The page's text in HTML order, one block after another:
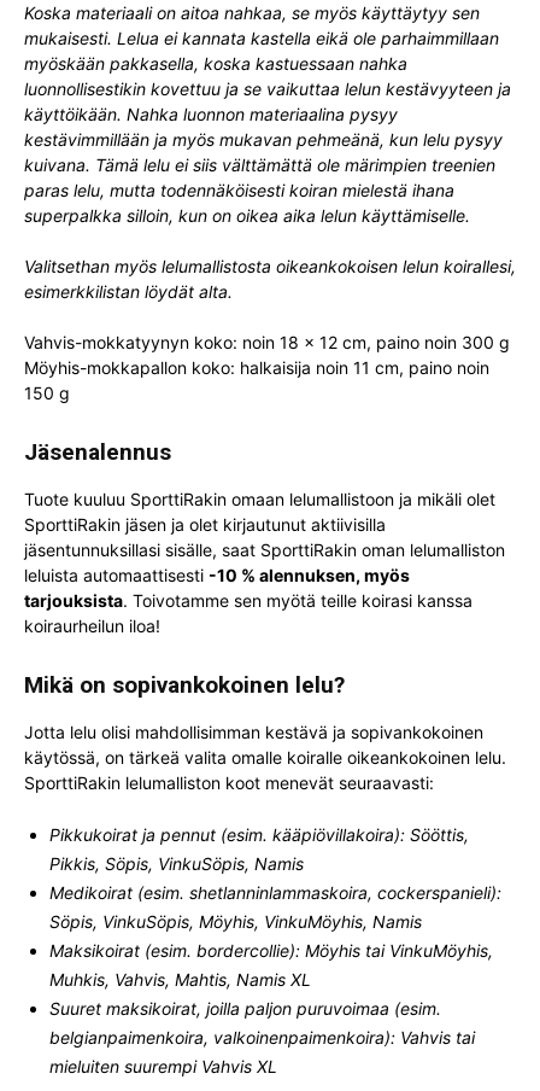
Koska materiaali on aitoa nahkaa, se myös käyttäytyy sen
mukaisesti. Lelua ei kannata kastella eikä ole parhaimmillaan
myöskään pakkasella, koska kastuessaan nahka
luonnollisestikin kovettuu ja se vaikuttaa lelun kestävyyteen ja
käyttöikään. Nahka luonnon materiaalina pysyy
kestävimmillään ja myös mukavan pehmeänä, kun lelu pysyy
kuivana. Tämä lelu ei siis välttämättä ole märimpien treenien
paras lelu, mutta todennäköisesti koiran mielestä ihana
superpalkka silloin, kun on oikea aika lelun käyttämiselle.
Valitsethan myös lelumallistosta oikeankokoisen lelun koirallesi,
esimerkkilistan löydät alta.
Vahvis-mokkatyynyn koko: noin 18 x 12 cm, paino noin 300 g
Möyhis-mokkapallon koko: halkaisija noin 11 cm, paino noin
150 g
Jäsenalennus
Tuote kuuluu SporttiRakin omaan lelumallistoon ja mikäli olet
SporttiRakin jäsen ja olet kirjautunut aktiivisilla
jäsentunnuksillasi sisälle, saat SporttiRakin oman lelumalliston
leluista automaattisesti -10 % alennuksen, myös
tarjouksista. Toivotamme sen myötä teille koirasi kanssa
koiraurheilun iloa!
Mikä on sopivankokoinen lelu?
Jotta lelu olisi mahdollisimman kestävä ja sopivankokoinen
käytössä, on tärkeä valita omalle koiralle oikeankokoinen lelu.
SporttiRakin lelumalliston koot menevät seuraavasti:
Pikkukoirat ja pennut (esim. kääpiövillakoira): Sööttis,
Pikkis, Söpis, VinkuSöpis, Namis
Medikoirat (esim. shetlanninlammaskoira, cockerspanieli):
Söpis, VinkuSöpis, Möyhis, VinkuMöyhis, Namis
Maksikoirat (esim. bordercollie): Möyhis tai VinkuMöyhis,
Muhkis, Vahvis, Mahtis, Namis XL
Suuret maksikoirat, joilla paljon puruvoimaa (esim.
belgianpaimenkoira, valkoinenpaimenkoira): Vahvis tai
mieluiten suurempi Vahvis XL